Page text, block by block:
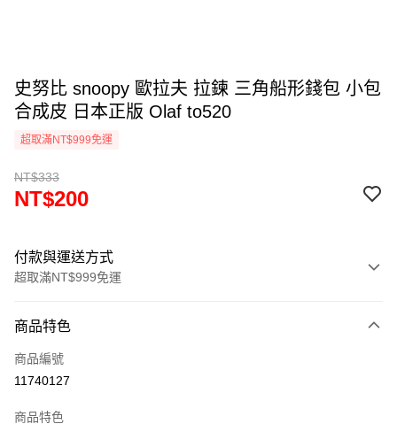
史努比 snoopy 歐拉夫 拉鍊 三角船形錢包 小包
合成皮 日本正版 Olaf to520
超取滿NT$999免運
NT$333
NT$200
付款與運送方式
超取滿NT$999免運
信用卡一次付款
信用卡分期付款
商品特色
商品編號
11740127
商品特色